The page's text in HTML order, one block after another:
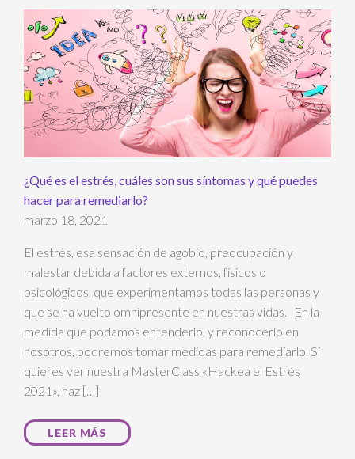
¿Qué es el estrés, cuáles son sus síntomas y qué puedes
hacer para remediarlo?
marzo 18, 2021
El estrés, esa sensación de agobio, preocupación y
malestar debida a factores externos, físicos o
psicológicos, que experimentamos todas las personas y
que se ha vuelto omnipresente en nuestras vidas. En la
medida que podamos entenderlo, y reconocerlo en
nosotros, podremos tomar medidas para remediarlo. Si
quieres ver nuestra MasterClass «Hackea el Estrés
2021», haz […]
LEER MÁS